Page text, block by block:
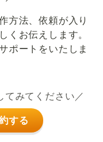
方法、依頼が入り
くお伝えします。
ポートをいたしま
てみてください／
する